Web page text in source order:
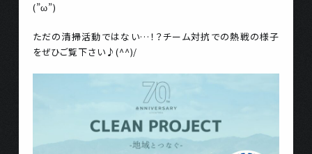
(”ω”)
ただの清掃活動ではない…！？チーム対抗での熱戦の様子
をぜひご覧下さい♪(^^)/